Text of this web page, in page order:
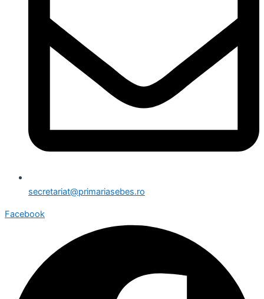
secretariat@primariasebes.ro
Facebook